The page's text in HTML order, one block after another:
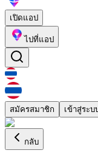
เปิดแอป
ไปที่แอป
สมัครสมาชิก เข้าสู่ระบ
กลับ